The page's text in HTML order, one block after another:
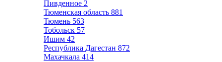
Пивденное 2
Тюменская область 881
Тюмень 563
Тобольск 57
Ишим 42
Республика Дагестан 872
Махачкала 414